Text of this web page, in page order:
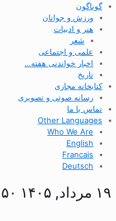
گوناگون
ورزش و جوانان
هنر و ادبیات
شعر
علمی و اجتماعی
اخبار خواندنی هفته…
تاریخ
کتابخانه مجازی
رسانه صوتی و تصویری
تماس با ما
Other Languages
Who We Are
English
Francais
Deutsch
۱۹ مرداد, ۱۴۰۵ ۱۰:۵۰